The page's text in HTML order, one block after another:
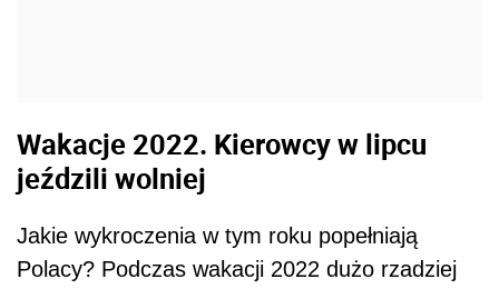
Wakacje 2022. Kierowcy w lipcu
jeździli wolniej
Jakie wykroczenia w tym roku popełniają
Polacy? Podczas wakacji 2022 dużo rzadziej